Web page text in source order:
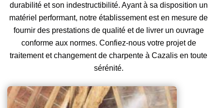
durabilité et son indestructibilité. Ayant à sa disposition un
matériel performant, notre établissement est en mesure de
fournir des prestations de qualité et de livrer un ouvrage
conforme aux normes. Confiez-nous votre projet de
traitement et changement de charpente à Cazalis en toute
sérénité.